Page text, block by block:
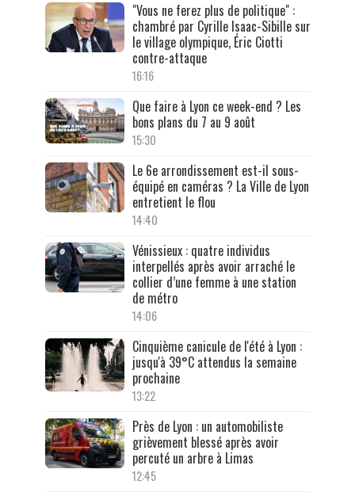
"Vous ne ferez plus de politique" :
chambré par Cyrille Isaac-Sibille sur
le village olympique, Éric Ciotti
contre-attaque
16:16
Que faire à Lyon ce week-end ? Les
bons plans du 7 au 9 août
15:30
Le 6e arrondissement est-il sous-
équipé en caméras ? La Ville de Lyon
entretient le flou
14:40
Vénissieux : quatre individus
interpellés après avoir arraché le
collier d’une femme à une station
de métro
14:06
Cinquième canicule de l'été à Lyon :
jusqu'à 39°C attendus la semaine
prochaine
13:22
Près de Lyon : un automobiliste
grièvement blessé après avoir
percuté un arbre à Limas
12:45